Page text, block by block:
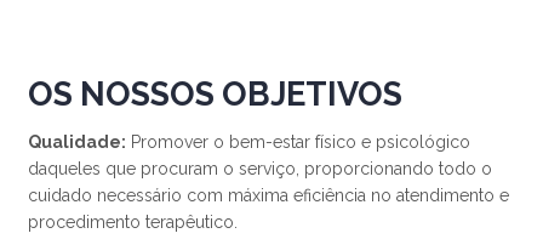
OS NOSSOS OBJETIVOS
Qualidade: Promover o bem-estar físico e psicológico
daqueles que procuram o serviço, proporcionando todo o
cuidado necessário com máxima eficiência no atendimento e
procedimento terapêutico.